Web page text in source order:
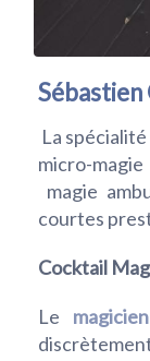
Sébastien
La spécialité
micro-
magie
courtes
Cocktail
Le magicien